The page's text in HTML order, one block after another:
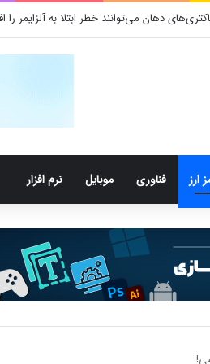
دهان می‌توانند خطر ابتلا به آلزایمر را
ارز فناوری موبایل نرم افزار